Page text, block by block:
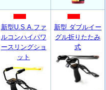
新型U.S.A.ファ
ルコンハイパワ
ースリングショ
ット
新型 ダブルイー
グル折りたたみ
式